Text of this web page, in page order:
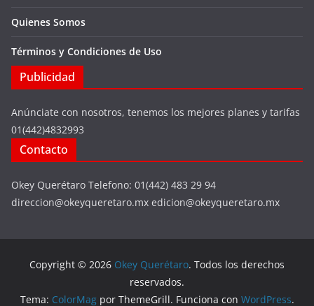
Quienes Somos
Términos y Condiciones de Uso
Publicidad
Anúnciate con nosotros, tenemos los mejores planes y tarifas
01(442)4832993
Contacto
Okey Querétaro Telefono: 01(442) 483 29 94
direccion@okeyqueretaro.mx edicion@okeyqueretaro.mx
Copyright © 2026 Okey Querétaro. Todos los derechos
reservados.
Tema: ColorMagpor ThemeGrill. Funciona con WordPress.